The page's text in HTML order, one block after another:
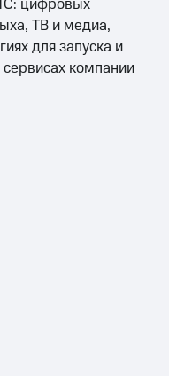
цифровых
ТВ и медиа,
для запуска и
компании